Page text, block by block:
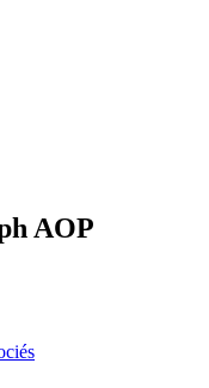
AOP